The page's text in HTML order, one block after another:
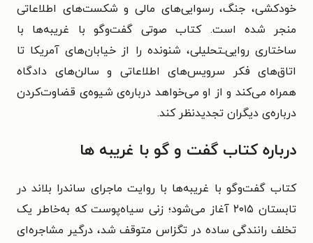
خودکشی، جنگ، رسوایی‌های مالی و شکست‌های اطلاعاتی
منجر شده است. کتاب صوتی گفت‌وگو با غریبه‌ها با
ساختاری روایی‌ـتحلیلی، شنونده را از خیابان‌های آمریکا تا
اتاق‌های فکر سرویس‌های اطلاعاتی و سالن‌های دادگاه
همراه می‌کند و از او می‌خواهد درباره‌ی شیوه‌ی قضاوت‌کردن
درباره‌ی دیگران تجدیدنظر کند.
درباره کتاب گفت‌ و گو با غریبه‌ ها
کتاب گفت‌وگو با غریبه‌ها با روایت ماجرای ساندرا بلاند در
تابستان ۲۰۱۵ آغاز می‌شود؛ زنی سیاه‌پوست که به‌خاطر یک
تخلف رانندگی ساده در تگزاس متوقف شد، درگیر مشاجره‌ای